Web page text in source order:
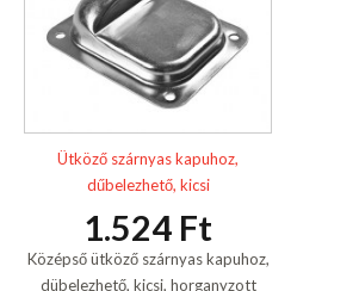
Ütköző szárnyas kapuhoz,
dűbelezhető, kicsi
1.524 Ft
Középső ütköző szárnyas kapuhoz,
dübelezhető, kicsi, horganyzott